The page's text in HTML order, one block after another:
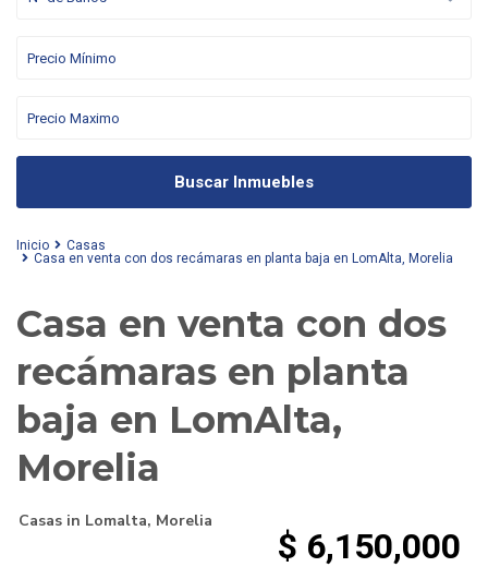
Buscar Inmuebles
Inicio
Casas
Casa en venta con dos recámaras en planta baja en LomAlta, Morelia
Casa en venta con dos
recámaras en planta
baja en LomAlta,
Morelia
Casas in Lomalta, Morelia
$ 6,150,000